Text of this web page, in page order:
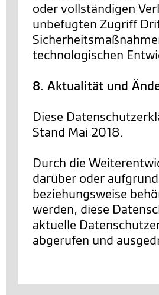
oder vollständigen
unbefugten Zugriff
technologischen
8. Aktualität und
Diese
Stand Mai 2018.
Durch die
darüber oder
beziehungsweise
werden, diese
aktuelle
abgerufen und